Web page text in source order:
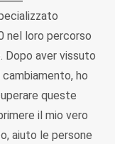
nel loro percorso
Dopo aver vissuto
ho
queste
il mio vero
aiuto le persone